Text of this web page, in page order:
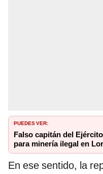
PUEDES VER:
Falso capitán del
para minería ilegal en
En ese sentido, la